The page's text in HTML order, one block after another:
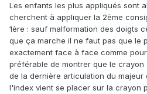
Les enfants les plus appliqués sont
cherchent à appliquer la 2ème
1ère : sauf malformation des doigts
que ça marche il ne faut pas que le
exactement face à face comme
préférable de montrer que le
de la dernière articulation du
l'index vient se placer sur la crayon